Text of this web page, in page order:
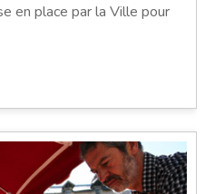
en place par la Ville pour